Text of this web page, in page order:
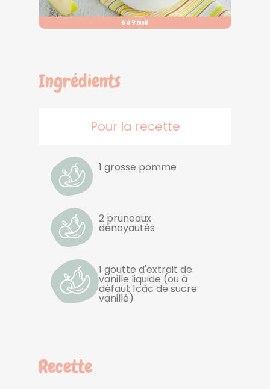
Ingrédients
Pour la recette
1 grosse pomme
2 pruneaux
dénoyautés
1 goutte d'extrait de
vanille liquide (ou à
défaut 1càc de sucre
vanillé)
Recette